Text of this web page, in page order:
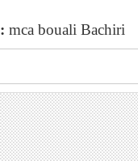
mca bouali Bachiri